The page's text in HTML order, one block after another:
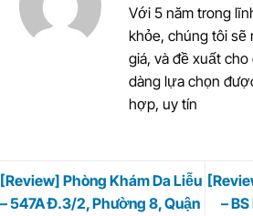
Với 5 năm trong
khỏe, chúng tôi sẽ
giá, và đề xuất
dàng lựa chọn
hợp, uy tín
[Review] Phòng Khám Da Liễu
– 547A Đ.3/2, Phường 8, Quận
–